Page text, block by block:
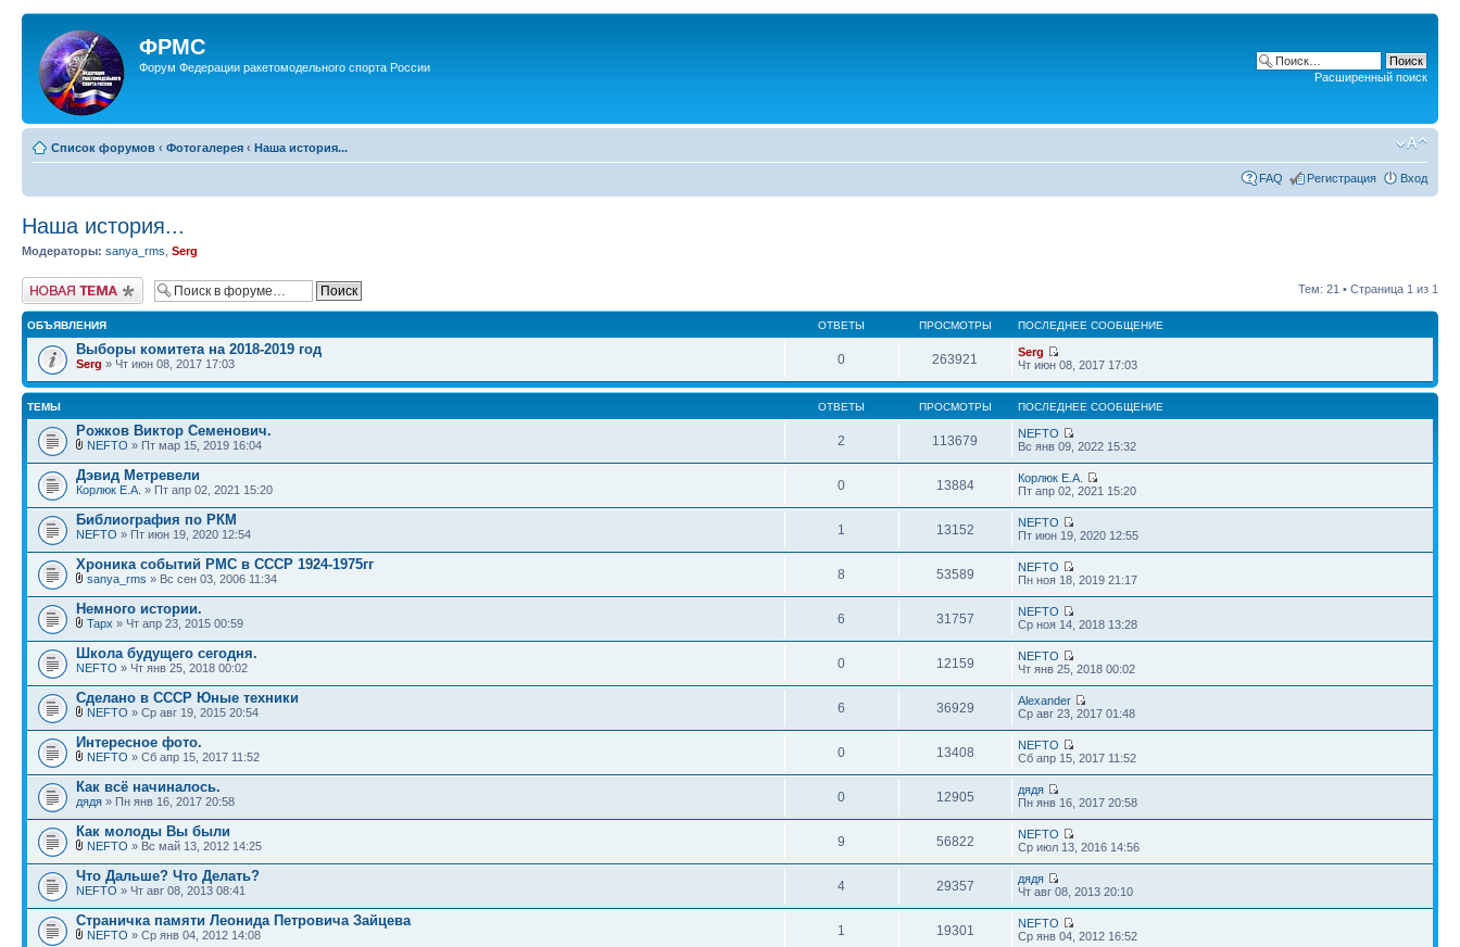
ФРМС
Форум Федерации ракетомодельного спорта России
Расширенный поиск
Список форумов ‹ Фотогалерея ‹ Наша история...
FAQ Регистрация Вход
Наша история...
Модераторы: sanya_rms Serg
Новая тема Тем: 21 • Страница 1 из 1
ОБЪЯВЛЕНИЯ ОТВЕТЫ ПРОСМОТРЫ ПОСЛЕДНЕЕ СООБЩЕНИЕ
Выборы комитета на 2018-2019 год
Serg » Чт июн 08, 2017 17:03 0 263921
Serg
Чт июн 08, 2017 17:03
ТЕМЫ ОТВЕТЫ ПРОСМОТРЫ ПОСЛЕДНЕЕ СООБЩЕНИЕ
Рожков Виктор Семенович.
NEFTO » Пт мар 15, 2019 16:04 2 113679
NEFTO
Вс янв 09, 2022 15:32
Дэвид Метревели
Корлюк Е.А. » Пт апр 02, 2021 15:20 0 13884
Корлюк Е.А.
Пт апр 02, 2021 15:20
Библиография по РКМ
NEFTO » Пт июн 19, 2020 12:54 1 13152
NEFTO
Пт июн 19, 2020 12:55
Хроника событий РМС в СССР 1924-1975гг
sanya_rms » Вс сен 03, 2006 11:34 8 53589
NEFTO
Пн ноя 18, 2019 21:17
Немного истории.
Tapx » Чт апр 23, 2015 00:59 6 31757
NEFTO
Ср ноя 14, 2018 13:28
Школа будущего сегодня.
NEFTO » Чт янв 25, 2018 00:02 0 12159
NEFTO
Чт янв 25, 2018 00:02
Сделано в СССР Юные техники
NEFTO » Ср авг 19, 2015 20:54 6 36929
Alexander
Ср авг 23, 2017 01:48
Интересное фото.
NEFTO » Сб апр 15, 2017 11:52 0 13408
NEFTO
Сб апр 15, 2017 11:52
Как всё начиналось.
дядя » Пн янв 16, 2017 20:58 0 12905
дядя
Пн янв 16, 2017 20:58
Как молоды Вы были
NEFTO » Вс май 13, 2012 14:25 9 56822
NEFTO
Ср июл 13, 2016 14:56
Что Дальше? Что Делать?
NEFTO » Чт авг 08, 2013 08:41 4 29357
дядя
Чт авг 08, 2013 20:10
Страничка памяти Леонида Петровича Зайцева
NEFTO » Ср янв 04, 2012 14:08 1 19301
NEFTO
Ср янв 04, 2012 16:52